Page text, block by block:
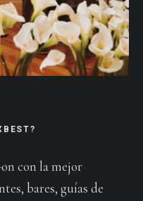
con la mejor
bares, guías de